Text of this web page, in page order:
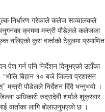
निर्धारण गरेकाले कलेज सञ्चालकले
क्रममा मन्त्री पौडेलले कलेजका
नलिएको कुरा वार्ताको टेबुलमा प्रमाणित
पेश गर्न पनि निर्देशन दिनुभएको उहाँका
बिहान १० बजे जिल्ला प्रशासन
मन्त्री पौडेलले निर्देशन दिँदै भन्नुभयो ।
अधिकारी रुद्रादेवी शर्माले शुक्रबार
वार्ताका लागि बोलाउनुभएको छ ।